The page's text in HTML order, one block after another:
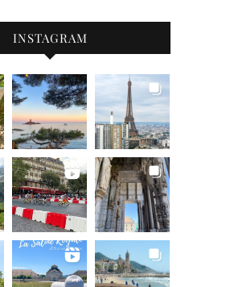
INSTAGRAM